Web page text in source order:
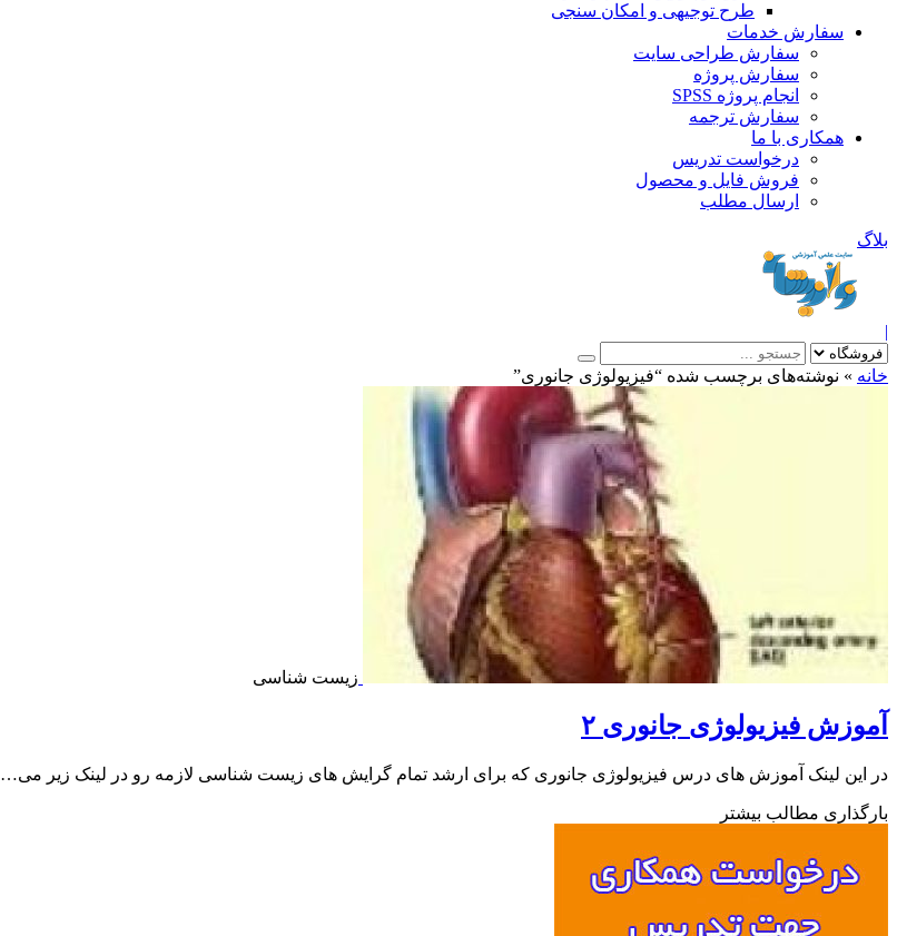
طرح توجیهی و امکان سنجی
سفارش خدمات
سفارش طراحی سایت
سفارش پروژه
انجام پروژه SPSS
سفارش ترجمه
همکاری با ما
درخواست تدریس
فروش فایل و محصول
ارسال مطلب
بلاگ
|
خانه » نوشته‌های برچسب شده “فیزیولوژی جانوری”
زیست شناسی
آموزش فیزیولوژی جانوری ۲
در این لینک آموزش های درس فیزیولوژی جانوری که برای ارشد تمام گرایش های زیست شناسی لازمه رو در لینک زیر می…
بارگذاری مطالب بیشتر